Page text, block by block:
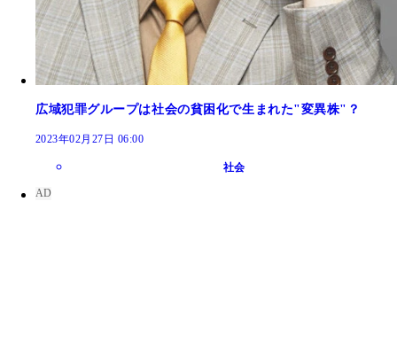
広域犯罪グループは社会の貧困化で生まれた"変異株"？
2023年02月27日 06:00
社会